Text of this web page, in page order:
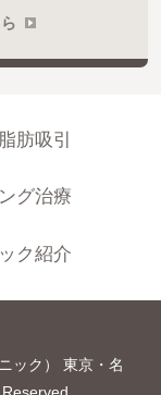
肪吸引
グ治療
ク紹介
ック） 東京・名